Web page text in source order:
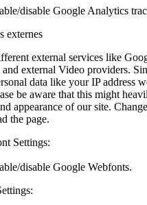
disable Google Analytics
externes
external services like
external Video providers.
data like your IP address
be aware that this might
appearance of our site.
the page.
Settings:
disable Google Webfonts.